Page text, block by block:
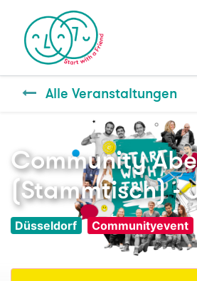
Alle Veranstaltungen
Community
(Stammtisch) -
Düsseldorf Communityevent